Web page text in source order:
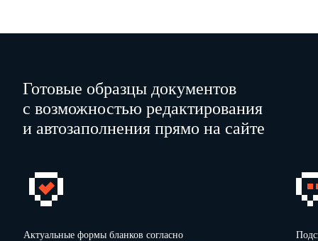
Готовые образцы документов
с возможностью редактирования
и автозаполнения прямо на сайте
Актуальные формы бланков согласно